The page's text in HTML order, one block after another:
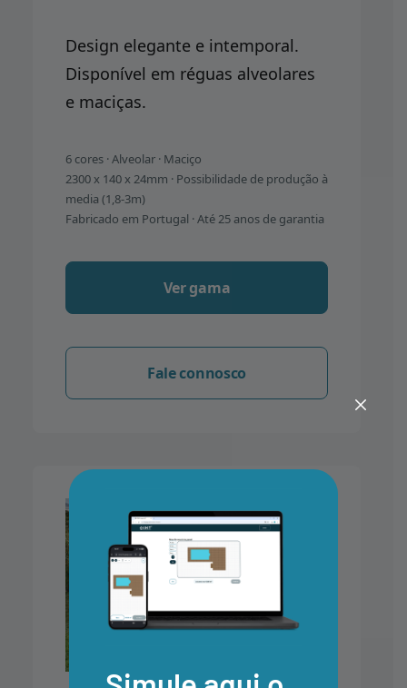
Design elegante e intemporal.
Disponível em réguas alveolares
e maciças.
6 cores · Alveolar · Maciço
2300 x 140 x 24mm · Possibilidade de produção à
media (1,8-3m)
Fabricado em Portugal · Até 25 anos de garantia
Ver gama
Fale connosco